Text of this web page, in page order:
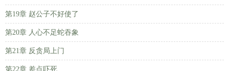
第19章 赵公子不好使了
第20章 人心不足蛇吞象
第21章 反贪局上门
第22章 差点吓死